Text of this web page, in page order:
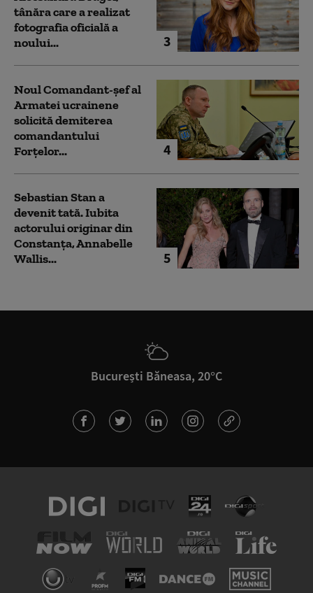
3
tânăra care a realizat
fotografia oficială a
noului...
4
Noul Comandant-șef al
Armatei ucrainene
solicită demiterea
comandantului
Forțelor...
5
Sebastian Stan a
devenit tată. Iubita
actorului originar din
Constanța, Annabelle
Wallis...
București Băneasa, 20°C